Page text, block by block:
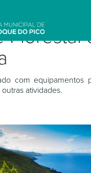
Florestal
com equipamentos
atividades.